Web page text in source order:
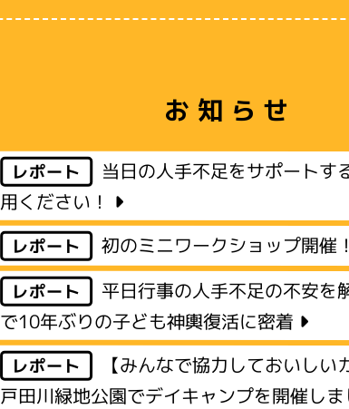
お知らせ
レポート 当日の人手不足をサポートす
用ください！
レポート 初のミニワークショップ開催
レポート 平日行事の人手不足の不安を
で10年ぶりの子ども神輿復活に密着
レポート 【みんなで協力しておいし
戸田川緑地公園でデイキャンプを開催しま